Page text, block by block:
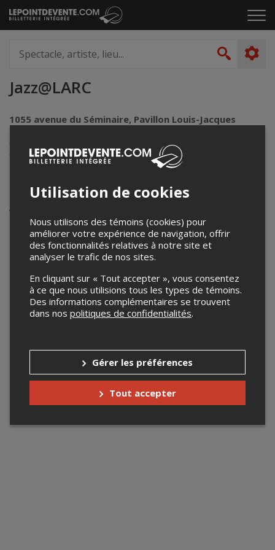
Passer
au
le
artiste,
lieu...
Jazz@LARC
1055 avenue du Séminaire, Pavillon Louis-Jacques
Canada
Événements à venir
Votre recherche n'a retourné aucun résultat.
Utilisation de cookies
Nous utilisons des témoins (cookies) pour
améliorer votre expérience de navigation, offrir
des fonctionnalités relatives à notre site et
analyser le trafic de nos sites.
En cliquant sur « Tout accepter », vous consentez
à ce que nous utilisions tous les types de témoins.
Des informations complémentaires se trouvent
dans nos politiques de confidentialités.
Gérer les préférences
Tout accepter